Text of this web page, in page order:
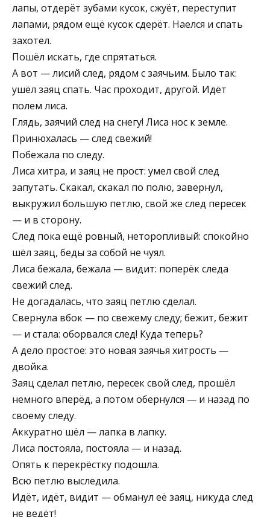
лапы, отдерёт зубами кусок, сжуёт, переступит
лапами, рядом ещё кусок сдерёт. Наелся и спать
захотел.
Пошёл искать, где спрятаться.
А вот — лисий след, рядом с заячьим. Было так:
ушёл заяц спать. Час проходит, другой. Идёт
полем лиса.
Глядь, заячий след на снегу! Лиса нос к земле.
Принюхалась — след свежий!
Побежала по следу.
Лиса хитра, и заяц не прост: умел свой след
запутать. Скакал, скакал по полю, завернул,
выкружил большую петлю, свой же след пересек
— и в сторону.
След пока ещё ровный, неторопливый: спокойно
шёл заяц, беды за собой не чуял.
Лиса бежала, бежала — видит: поперёк следа
свежий след.
Не догадалась, что заяц петлю сделал.
Свернула вбок — по свежему следу; бежит, бежит
— и стала: оборвался след! Куда теперь?
А дело простое: это новая заячья хитрость —
двойка.
Заяц сделал петлю, пересек свой след, прошёл
немного вперёд, а потом обернулся — и назад по
своему следу.
Аккуратно шёл — лапка в лапку.
Лиса постояла, постояла — и назад.
Опять к перекрёстку подошла.
Всю петлю выследила.
Идёт, идёт, видит — обманул её заяц, никуда след
не ведёт!